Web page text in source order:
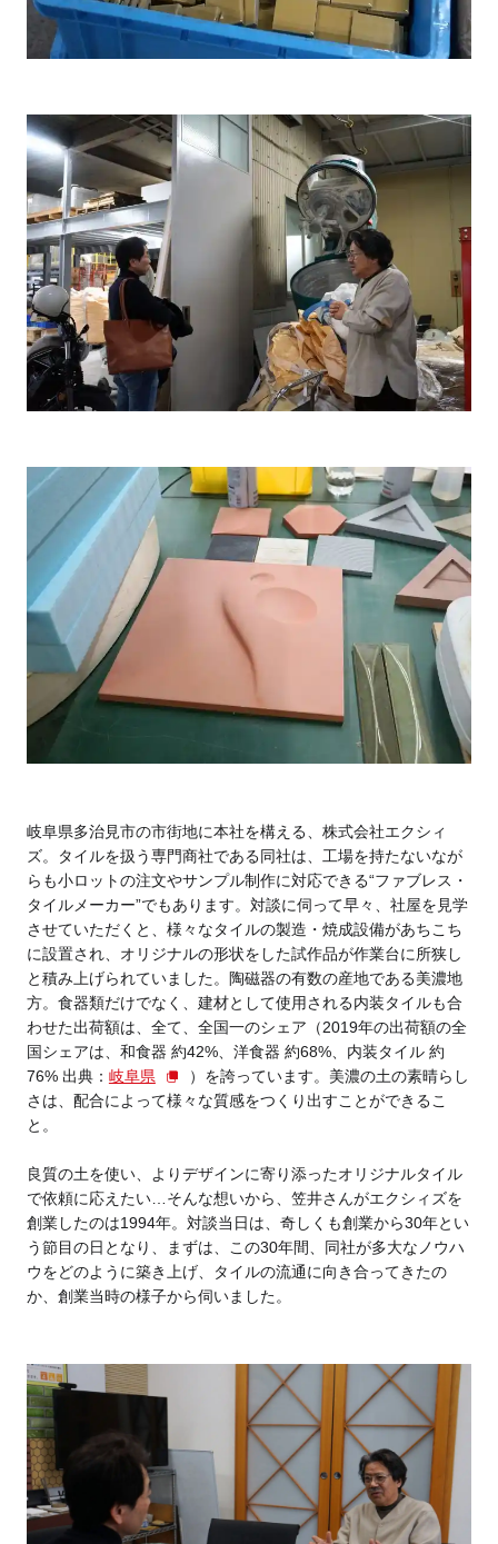
岐阜県多治見市の市街地に本社を構える、株式会社エクシィ
ズ。タイルを扱う専門商社である同社は、工場を持たないなが
らも小ロットの注文やサンプル制作に対応できる“ファブレス・
タイルメーカー”でもあります。対談に伺って早々、社屋を見学
させていただくと、様々なタイルの製造・焼成設備があちこち
に設置され、オリジナルの形状をした試作品が作業台に所狭し
と積み上げられていました。陶磁器の有数の産地である美濃地
方。食器類だけでなく、建材として使用される内装タイルも合
わせた出荷額は、全て、全国一のシェア（2019年の出荷額の全
国シェアは、和食器 約42%、洋食器 約68%、内装タイル 約
76% 出典： 岐阜県
）を誇っています。美濃の土の素晴らし
さは、配合によって様々な質感をつくり出すことができるこ
と。
良質の土を使い、よりデザインに寄り添ったオリジナルタイル
で依頼に応えたい…そんな想いから、笠井さんがエクシィズを
創業したのは1994年。対談当日は、奇しくも創業から30年とい
う節目の日となり、まずは、この30年間、同社が多大なノウハ
ウをどのように築き上げ、タイルの流通に向き合ってきたの
か、創業当時の様子から伺いました。